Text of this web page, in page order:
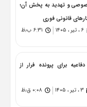
و تهدید به پخش آن؛
قانونی فوری
۶ ، تیر ، ۱۴۰۵
۶:۳۱ ب٫ظ
برای پرونده فرار از
۳ ، تیر ، ۱۴۰۵
۰:۰۸ ق٫ظ